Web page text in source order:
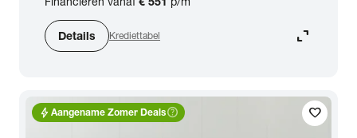
Details Krediettabel expand_content
favorite
bolt Aangename Zomer Dealshelp_outline